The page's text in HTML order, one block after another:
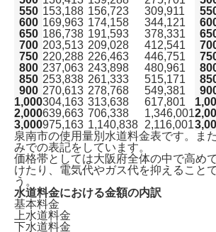
550 153,188 156,723 309,911
600 169,963 174,158 344,121
650 186,738 191,593 378,331
700 203,513 209,028 412,541
750 220,288 226,463 446,751
800 237,063 243,898 480,961
850 253,838 261,333 515,171
900 270,613 278,768 549,381
1,000304,163 313,638 617,801
2,000639,663 706,338 1,346,001
3,000975,163 1,140,838 2,116,001
泉南市の使用量別水道料金表です。ま
みでの表記をしています。
価格帯としては大阪府全体の中で高め
けたり、電気代やガス代を抑えること
う。
水道料金における金額の内訳
基本料金
上水道料金
下水道料金